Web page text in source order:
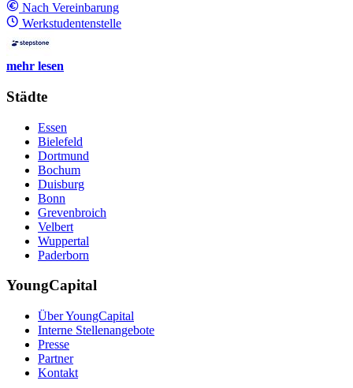
Nach Vereinbarung
Werkstudentenstelle
mehr lesen
Städte
Essen
Bielefeld
Dortmund
Bochum
Duisburg
Bonn
Grevenbroich
Velbert
Wuppertal
Paderborn
YoungCapital
Über YoungCapital
Interne Stellenangebote
Presse
Partner
Kontakt